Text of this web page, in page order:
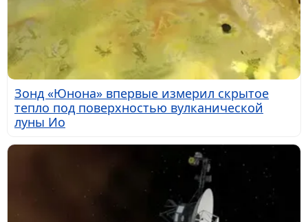
Зонд «Юнона» впервые измерил скрытое
тепло под поверхностью вулканической
луны Ио